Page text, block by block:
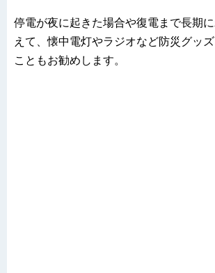
停電が夜に起きた場合や復電まで長期
えて、懐中電灯やラジオなど防災グッ
こともお勧めします。